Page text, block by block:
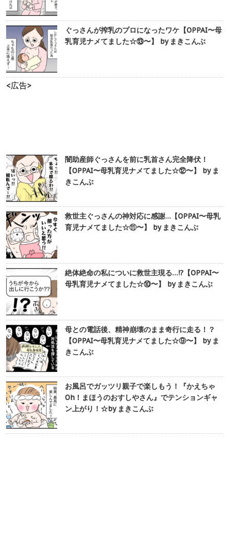
ぐっさんが搾乳のプロになったワケ【OPPAI〜母
乳育児ナメてました☆⑬〜】 by まきこんぶ
<広告>
闇助産師ぐっさんを前に乳首さん完全降伏！
【OPPAI〜母乳育児ナメてました☆⑫〜】 by ま
きこんぶ
救世主ぐっさんの神対応に感謝…【OPPAI〜母乳
育児ナメてました☆⑪〜】 by まきこんぶ
絶体絶命の私についに救世主現る…!?【OPPAI〜
母乳育児ナメてました☆⑩〜】 by まきこんぶ
母との電話後、精神崩壊のまま奇行に走る！？
【OPPAI〜母乳育児ナメてました☆⑨〜】 by ま
きこんぶ
お風呂でガッツリ親子で楽しもう！『かえちゃ
Oh！まほうのおすしやさん』でテンションギャ
ン上がり！☆by まきこんぶ